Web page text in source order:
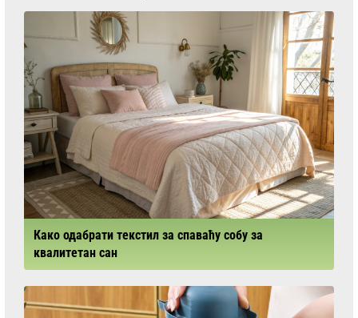
Како одабрати текстил за спаваћу собу за
квалитетан сан